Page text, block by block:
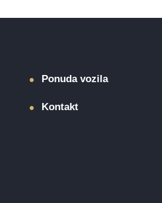
Ponuda vozila
Kontakt